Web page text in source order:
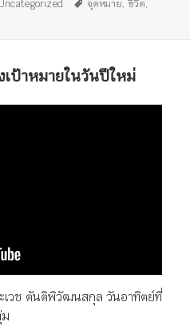
มวด
ป้าย
จุดหมาย,ชีวิต,
เป้าหมายในวันปีใหม่
เวช ตันติพิวัฒนสกุล วันอาทิตย์ที่